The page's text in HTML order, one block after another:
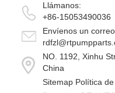
Llámanos:
+86-15053490036
Envíenos un
NO. 1192, Xinhu
China
Sitemap Política